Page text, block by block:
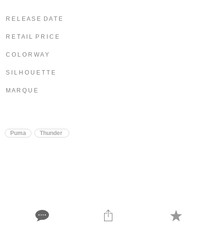
R E L E A S E D A T E
R E T A I L P R I C E
C O L O R W A Y
S I L H O U E T T E
M A R Q U E
Puma Thunder